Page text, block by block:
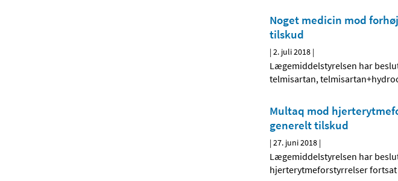
Noget medicin mod
tilskud
|2. juli 2018 |
Lægemiddelstyrelsen har
telmisartan,
Multaq mod
generelt tilskud
|27. juni 2018 |
Lægemiddelstyrelsen har
hjerterytmeforstyrrelser fortsat